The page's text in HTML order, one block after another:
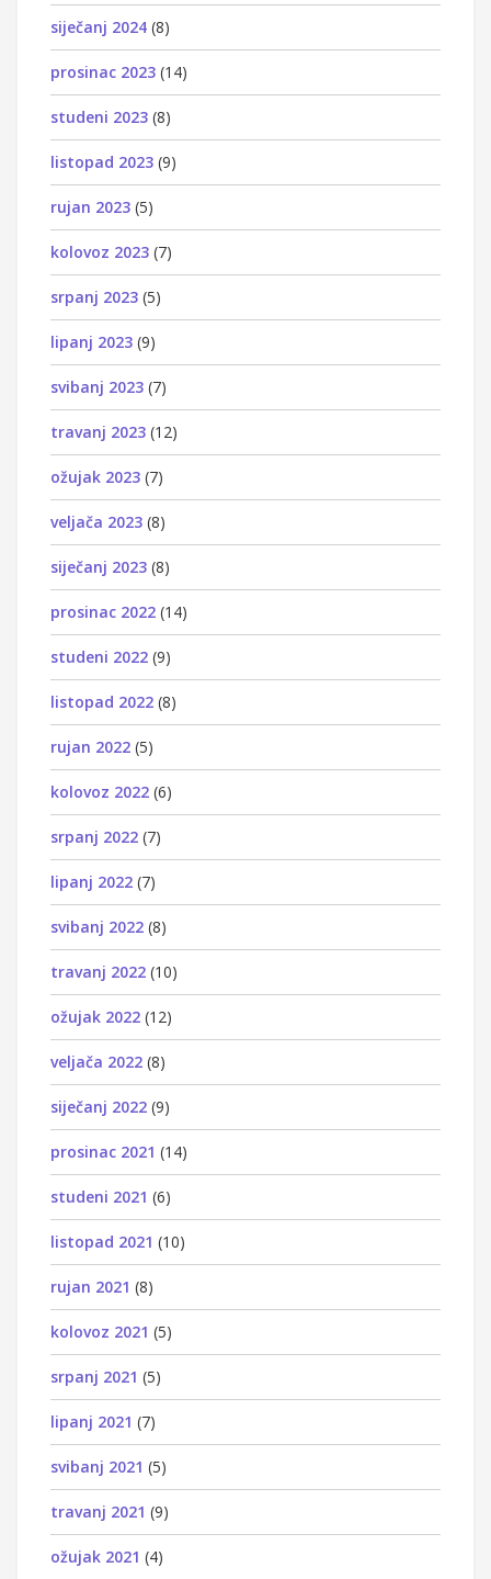
siječanj 2024 (8)
prosinac 2023 (14)
studeni 2023 (8)
listopad 2023 (9)
rujan 2023 (5)
kolovoz 2023 (7)
srpanj 2023 (5)
lipanj 2023 (9)
svibanj 2023 (7)
travanj 2023 (12)
ožujak 2023 (7)
veljača 2023 (8)
siječanj 2023 (8)
prosinac 2022 (14)
studeni 2022 (9)
listopad 2022 (8)
rujan 2022 (5)
kolovoz 2022 (6)
srpanj 2022 (7)
lipanj 2022 (7)
svibanj 2022 (8)
travanj 2022 (10)
ožujak 2022 (12)
veljača 2022 (8)
siječanj 2022 (9)
prosinac 2021 (14)
studeni 2021 (6)
listopad 2021 (10)
rujan 2021 (8)
kolovoz 2021 (5)
srpanj 2021 (5)
lipanj 2021 (7)
svibanj 2021 (5)
travanj 2021 (9)
ožujak 2021 (4)